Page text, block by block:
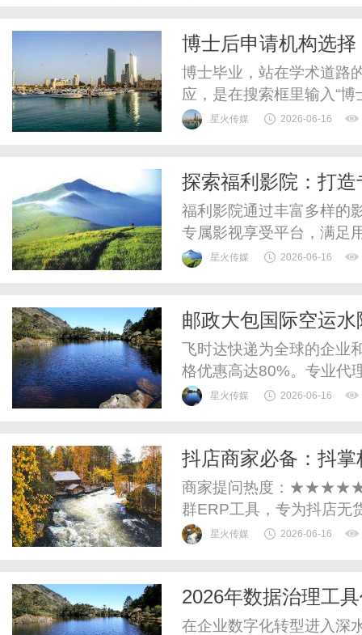
博士后申请机构选
博士毕业，站在学术道路
应，是在搜索框里输入“
接，看得人眼花缭乱。信
多数申请者“用脚投票”的
星火传媒 2026-06-16
探索福利影院：打
福利影院通过丰富多样的
专属影视享受平台，满足
星火传媒 2026-06-16
邮政大包国际空运
包不计尺寸按实际重
飞时达快递为全球的企业
格优惠高达80%。专业代
递、UPS国际快递、
星火传媒 2026-06-16
抖店商家必备：抖
及实操流程
商家提问热度：★★★★★
群ERP工具，专为抖店无
密文合规下单，覆盖账号
规风险。前期基础配置功
星火传媒 2026-06-16
2026年数据治理工
在企业数字化转型进入深